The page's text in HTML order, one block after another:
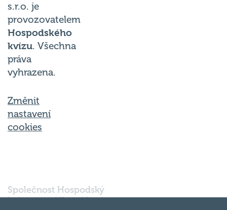
s.r.o. je
provozovatelem
Hospodského
kvízu. Všechna
práva
vyhrazena.
Změnit
nastavení
cookies
Společnost Hospodský
kvíz s.r.o., sídlem Nové